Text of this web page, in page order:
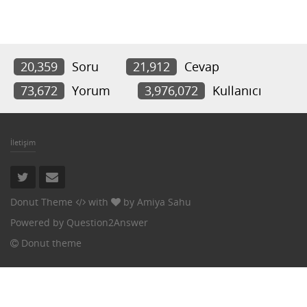
20,359 Soru 21,912
Cevap
73,672
Yorum 3,976,072 Kullanıcı
İletişim
Donut Theme with by Amiya Sahu
Powered by Question2Answer
Donut theme